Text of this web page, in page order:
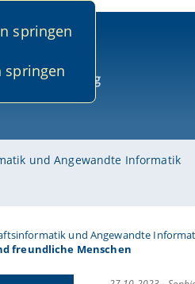
springen
springen
und Angewandte Informatik
und Angewandte
freundliche Menschen